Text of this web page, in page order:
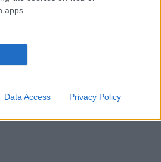
apps.
Data Access Privacy Policy